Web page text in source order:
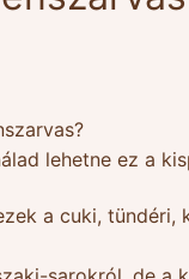
lehetne ez a
a cuki, tündéri,